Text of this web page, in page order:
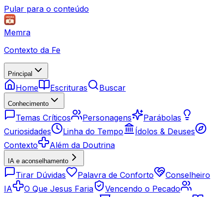
Pular para o conteúdo
Memra
Contexto da Fe
Principal
Home Escrituras Buscar
Conhecimento
Temas Críticos Personagens
Parábolas
Curiosidades
Linha do Tempo
Ídolos & Deuses
Contexto
Além da Doutrina
IA e aconselhamento
Tirar Dúvidas Palavra de Conforto
Conselheiro
IA
O Que Jesus Faria
Vencendo o Pecado